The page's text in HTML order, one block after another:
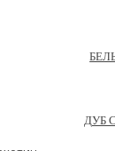
ДУБ